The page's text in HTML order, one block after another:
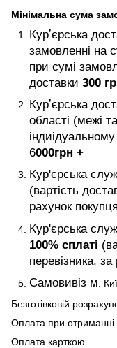
Мінімальна сума
Курʼєрська
замовленні на
при сумі
доставки 300
Курʼєрська
області (межі
6000грн +
Кур'єрська
(вартість
рахунок
Кур'єрська
100% сплаті
перевізника,
Самовивіз м .
Безготівковій
Оплата при отриманні
Оплата карткою